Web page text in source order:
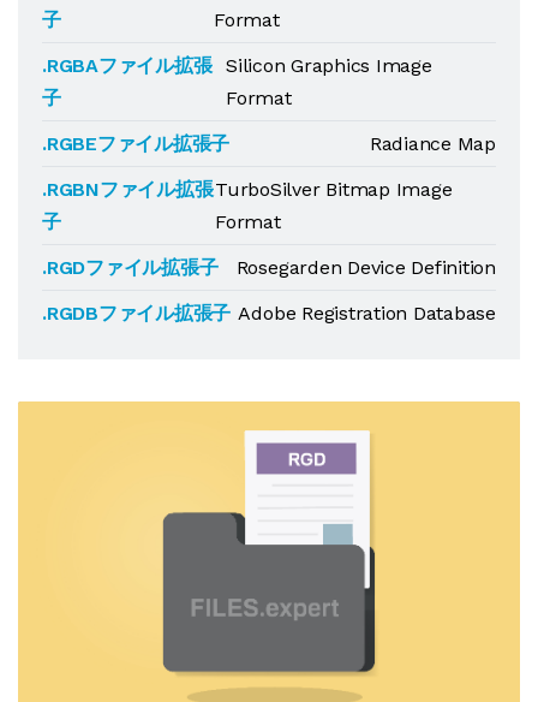
子
Format
.RGBAファイル拡張
子
Silicon Graphics Image
Format
.RGBEファイル拡張子
Radiance Map
.RGBNファイル拡張
子
TurboSilver Bitmap Image
Format
.RGDファイル拡張子
Rosegarden Device Definition
.RGDBファイル拡張子 Adobe Registration Database